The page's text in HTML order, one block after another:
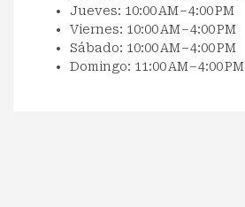
Jueves: 10:00 AM – 4:00 PM
Viernes: 10:00 AM – 4:00 PM
Sábado: 10:00 AM – 4:00 PM
Domingo: 11:00 AM – 4:00 PM